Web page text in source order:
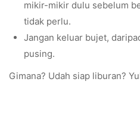
mikir-mikir dulu sebelum
tidak perlu.
Jangan keluar bujet,
pusing.
Gimana? Udah siap liburan?